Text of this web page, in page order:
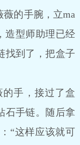
的手腕，立ma
造型师助理已经
找到了，把盒子
手，接过了盒
石手链。随后拿
“这样应该就可